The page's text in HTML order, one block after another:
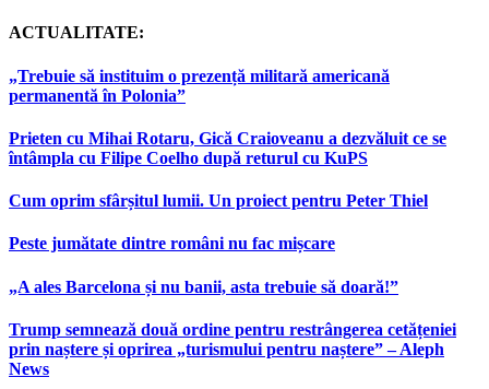
ACTUALITATE:
„Trebuie să instituim o prezență militară americană
permanentă în Polonia”
Prieten cu Mihai Rotaru, Gică Craioveanu a dezvăluit ce se
întâmpla cu Filipe Coelho după returul cu KuPS
Cum oprim sfârșitul lumii. Un proiect pentru Peter Thiel
Peste jumătate dintre români nu fac mișcare
„A ales Barcelona și nu banii, asta trebuie să doară!”
Trump semnează două ordine pentru restrângerea cetățeniei
prin naștere și oprirea „turismului pentru naștere” – Aleph
News